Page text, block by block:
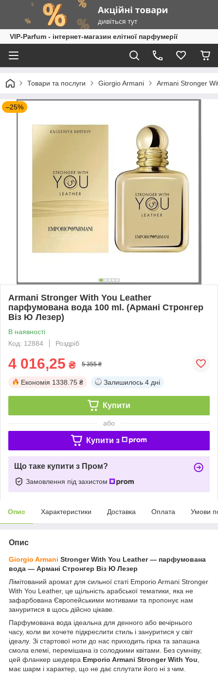
VIP-Parfum - інтернет-магазин елітної парфумерії
Товари та послуги Giorgio Armani Armani Stronger
–25%
Armani Stronger With You Leather
парфумована вода 100 ml. (Армані Стронгер
Віз Ю Лезер)
В наявності
Код: 12884
Роздріб
4 016,25 ₴ 5 355 ₴
Економія 1338.75 ₴ Залишилось 4 дні
Купити
або
Купити з
Що таке купити з Пром?
Замовлення під захистом
Опис Характеристики Доставка Оплата Умови
Опис
Giorgio Armani Stronger With You Leather — парфумована
вода — Армані Стронгер Віз Ю Лезер
Лімітований аромат для сильної статі Emporio Armani Stronger
With You Leather, це щільність арабської тематики, яка не
зафарбована Європейськими мотивами та пропонує нам
зануритися в щось дійсно цікаве.
Парфумована вода ідеальна для денного або вечірнього
часу, коли ви хочете підкреслити стиль і зануритися у світ
ідеалу. Зі стартової ноти до нас приходить гірка та запашна
смола елемі, перемішана із солодкими квітами. Без сумніву,
цей фланкер шедевра Emporio Armani Stronger With You
має шарм і характер, що не дає сплутати його ні з чим.